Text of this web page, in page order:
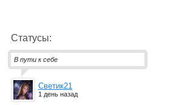
Статусы:
В пути к себе
Светик21
1 день назад